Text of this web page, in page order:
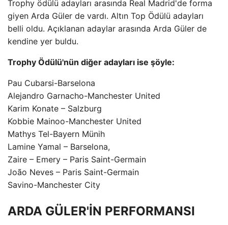
Trophy ödülü adayları arasında Real Madrid'de forma
giyen Arda Güler de vardı. Altın Top Ödülü adayları
belli oldu. Açıklanan adaylar arasında Arda Güler de
kendine yer buldu.
Trophy Ödülü'nün diğer adayları ise şöyle:
Pau Cubarsi-Barselona
Alejandro Garnacho-Manchester United
Karim Konate – Salzburg
Kobbie Mainoo-Manchester United
Mathys Tel-Bayern Münih
Lamine Yamal – Barselona,
Zaire – Emery – Paris Saint-Germain
João Neves – Paris Saint-Germain
Savino-Manchester City
ARDA GÜLER'İN PERFORMANSI